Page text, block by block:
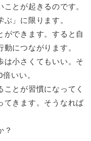
とが起きるのです。
」に限ります。
できます。すると自
につながります。
は小さくてもいい。そ
いい。
とが習慣になってく
てきます。そうなれば
？